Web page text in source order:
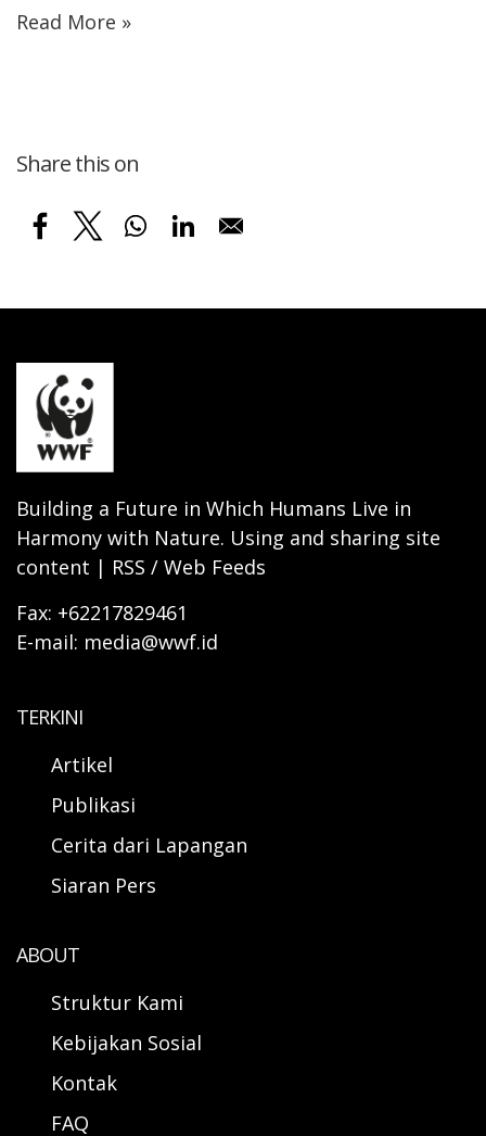
Read More »
Share this on
Building a Future in Which Humans Live in
Harmony with Nature. Using and sharing site
content | RSS / Web Feeds
Fax: +62217829461
E-mail: media@wwf.id
TERKINI
Artikel
Publikasi
Cerita dari Lapangan
Siaran Pers
ABOUT
Struktur Kami
Kebijakan Sosial
Kontak
FAQ